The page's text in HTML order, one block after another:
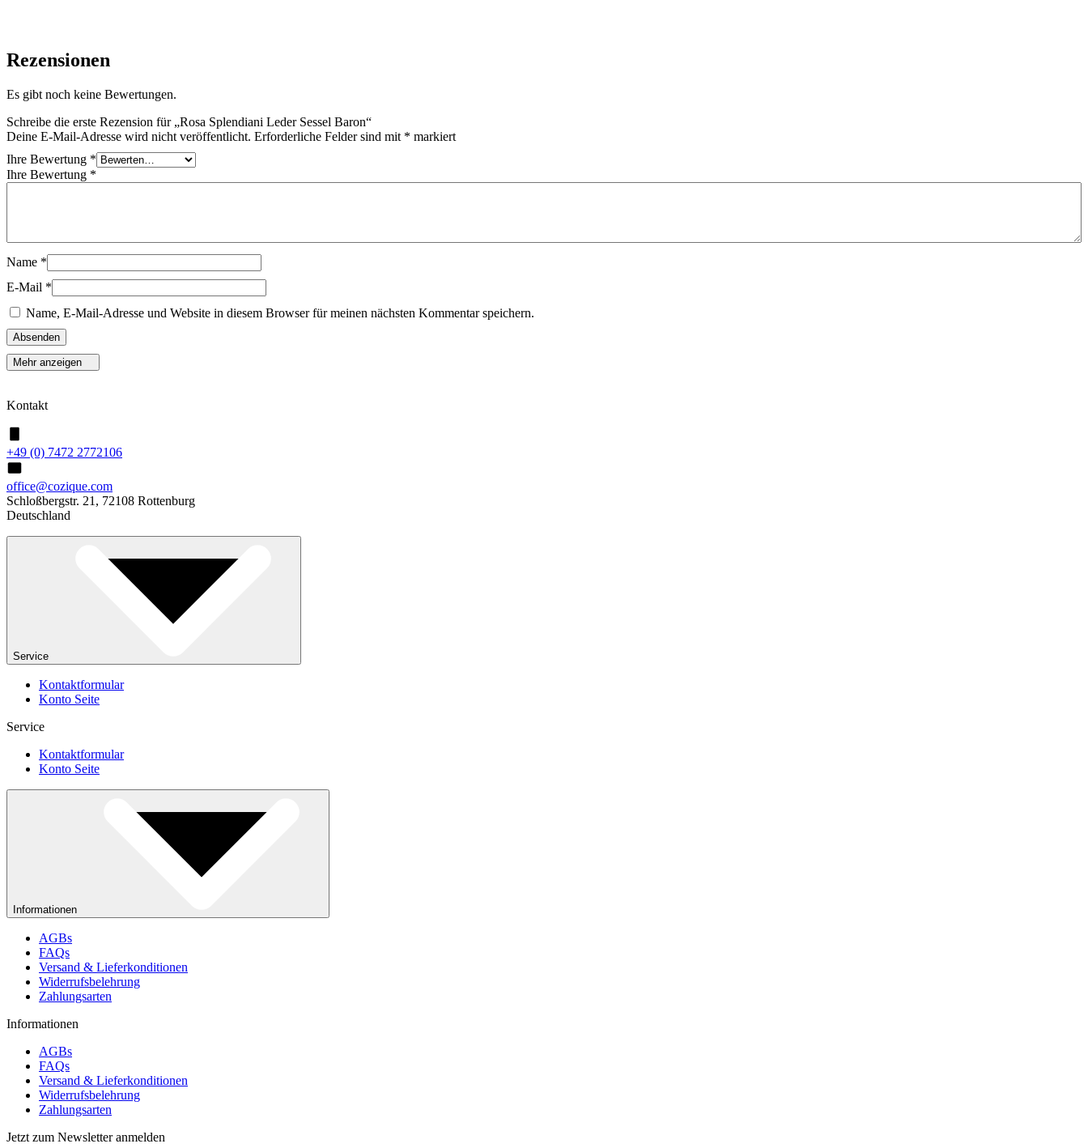
Rezensionen
Es gibt noch keine Bewertungen.
Schreibe die erste Rezension für „Rosa Splendiani Leder Sessel Baron“
Deine E-Mail-Adresse wird nicht veröffentlicht. Erforderliche Felder sind mit * markiert
Ihre Bewertung *
Ihre Bewertung *
Name *
E-Mail *
Name, E-Mail-Adresse und Website in diesem Browser für meinen nächsten Kommentar speichern.
Mehr anzeigen
Kontakt
+49 (0) 7472 2772106
office@cozique.com
Schloßbergstr. 21, 72108 Rottenburg
Deutschland
Service
Kontaktformular
Konto Seite
Service
Kontaktformular
Konto Seite
Informationen
AGBs
FAQs
Versand & Lieferkonditionen
Widerrufsbelehrung
Zahlungsarten
Informationen
AGBs
FAQs
Versand & Lieferkonditionen
Widerrufsbelehrung
Zahlungsarten
Jetzt zum Newsletter anmelden